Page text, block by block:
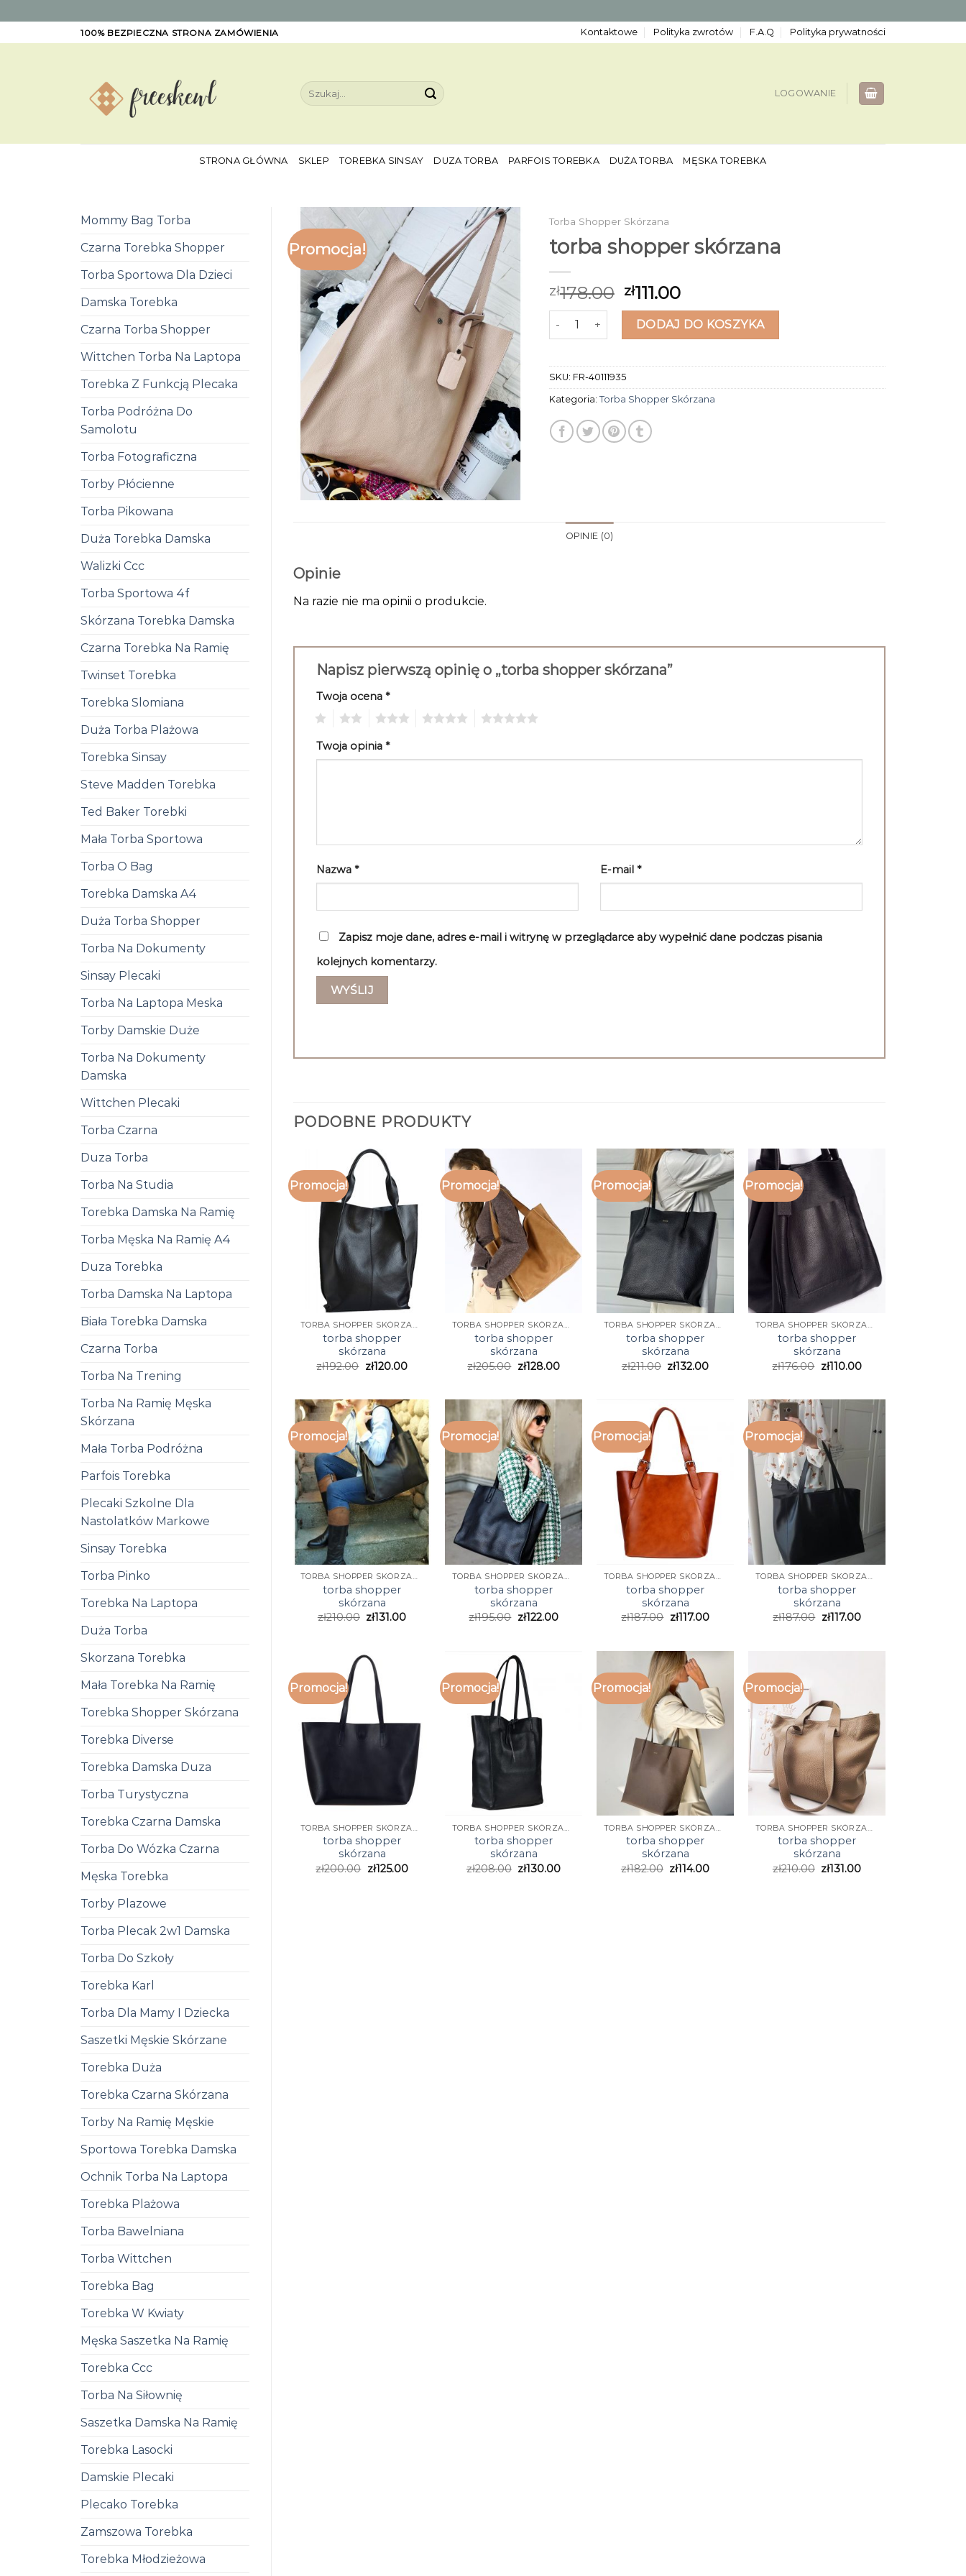
to
100% BEZPIECZNA STRONA ZAMÓWIENIA Kontaktowe Polityka zwrotów F.A.Q Polityka prywatności
Szukaj:
LOGOWANIE
STRONA GŁÓWNA SKLEP TOREBKA SINSAY DUZA TORBA PARFOIS TOREBKA DUŻA TORBA MĘSKA TOREBKA
Mommy Bag Torba
Czarna Torebka Shopper
Torba Sportowa Dla Dzieci
Damska Torebka
Czarna Torba Shopper
Wittchen Torba Na Laptopa
Torebka Z Funkcją Plecaka
Torba Podróżna Do
Samolotu
Torba Fotograficzna
Torby Płócienne
Torba Pikowana
Duża Torebka Damska
Walizki Ccc
Torba Sportowa 4f
Skórzana Torebka Damska
Czarna Torebka Na Ramię
Twinset Torebka
Torebka Slomiana
Duża Torba Plażowa
Torebka Sinsay
Steve Madden Torebka
Ted Baker Torebki
Mała Torba Sportowa
Torba O Bag
Torebka Damska A4
Duża Torba Shopper
Torba Na Dokumenty
Sinsay Plecaki
Torba Na Laptopa Meska
Torby Damskie Duże
Torba Na Dokumenty
Damska
Wittchen Plecaki
Torba Czarna
Duza Torba
Torba Na Studia
Torebka Damska Na Ramię
Torba Męska Na Ramię A4
Duza Torebka
Torba Damska Na Laptopa
Biała Torebka Damska
Czarna Torba
Torba Na Trening
Torba Na Ramię Męska
Skórzana
Mała Torba Podróżna
Parfois Torebka
Plecaki Szkolne Dla
Nastolatków Markowe
Sinsay Torebka
Torba Pinko
Torebka Na Laptopa
Duża Torba
Skorzana Torebka
Mała Torebka Na Ramię
Torebka Shopper Skórzana
Torebka Diverse
Torebka Damska Duza
Torba Turystyczna
Torebka Czarna Damska
Torba Do Wózka Czarna
Męska Torebka
Torby Plazowe
Torba Plecak 2w1 Damska
Torba Do Szkoły
Torebka Karl
Torba Dla Mamy I Dziecka
Saszetki Męskie Skórzane
Torebka Duża
Torebka Czarna Skórzana
Torby Na Ramię Męskie
Sportowa Torebka Damska
Ochnik Torba Na Laptopa
Torebka Plażowa
Torba Bawelniana
Torba Wittchen
Torebka Bag
Torebka W Kwiaty
Męska Saszetka Na Ramię
Torebka Ccc
Torba Na Siłownię
Saszetka Damska Na Ramię
Torebka Lasocki
Damskie Plecaki
Plecako Torebka
Zamszowa Torebka
Torebka Młodzieżowa
Promocja!
Torba Shopper Skórzana
torba shopper skórzana
zł178.00 zł111.00
ilość torba shopper skórzanaDODAJ DO KOSZYKA
SKU: FR-40111935
Kategoria: Torba Shopper Skórzana
OPINIE (0)
Opinie
Na razie nie ma opinii o produkcie.
Napisz pierwszą opinię o „torba shopper skórzana”
Twoja ocena *
Twoja opinia *
Nazwa * E-mail *
Zapisz moje dane, adres e-mail i witrynę w przeglądarce aby wypełnić dane podczas pisania
kolejnych komentarzy.
PODOBNE PRODUKTY
Promocja!
TORBA SHOPPER SKÓRZANA
torba shopper
skórzana
zł192.00 zł120.00
Promocja!
TORBA SHOPPER SKÓRZANA
torba shopper
skórzana
zł205.00 zł128.00
Promocja!
TORBA SHOPPER SKÓRZANA
torba shopper
skórzana
zł211.00 zł132.00
Promocja!
TORBA SHOPPER SKÓRZANA
torba shopper
skórzana
zł176.00 zł110.00
Promocja!
TORBA SHOPPER SKÓRZANA
torba shopper
skórzana
zł210.00 zł131.00
Promocja!
TORBA SHOPPER SKÓRZANA
torba shopper
skórzana
zł195.00 zł122.00
Promocja!
TORBA SHOPPER SKÓRZANA
torba shopper
skórzana
zł187.00 zł117.00
Promocja!
TORBA SHOPPER SKÓRZANA
torba shopper
skórzana
zł187.00 zł117.00
Promocja!
TORBA SHOPPER SKÓRZANA
torba shopper
skórzana
zł200.00 zł125.00
Promocja!
TORBA SHOPPER SKÓRZANA
torba shopper
skórzana
zł208.00 zł130.00
Promocja!
TORBA SHOPPER SKÓRZANA
torba shopper
skórzana
zł182.00 zł114.00
Promocja!
TORBA SHOPPER SKÓRZANA
torba shopper
skórzana
zł210.00 zł131.00